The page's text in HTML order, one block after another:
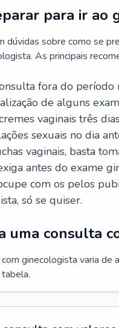
para ir ao
dúvidas sobre como se
As principais
fora do
de alguns
vaginais três
sexuais no dia
vaginais, basta
antes do exame
com os pelos
só se quiser.
uma consulta
ginecologista varia de